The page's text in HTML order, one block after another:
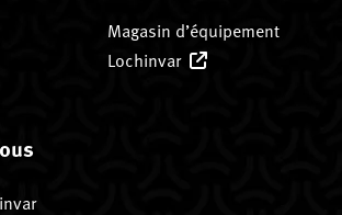
Magasin d’équipement
Lochinvar